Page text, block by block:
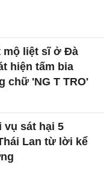
mộ liệt sĩ ở Đà
hiện tấm bia
chữ 'NG T TRO'
vụ sát hại 5
Lan từ lời kể